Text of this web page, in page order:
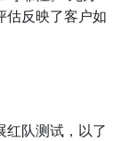
估反映了客户如
红队测试，以了